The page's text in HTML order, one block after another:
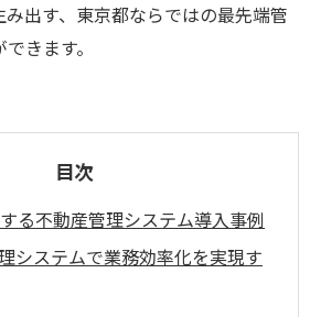
み出す、東京都ならではの最先端管
きます。
目次
る不動産管理システム導入事例
システムで業務効率化を実現す